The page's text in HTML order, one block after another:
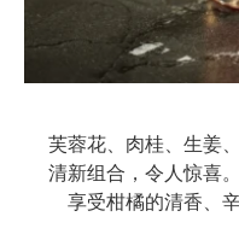
芙蓉花、肉桂、生姜
清新组合，令人惊喜
享受柑橘的清香、